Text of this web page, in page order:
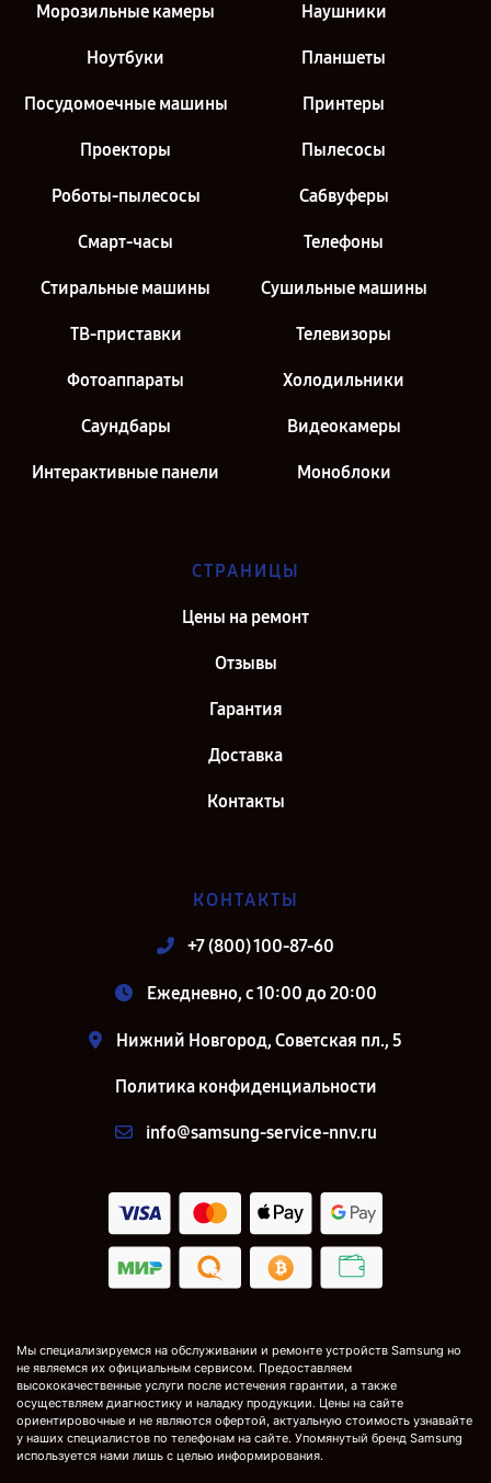
Морозильные камеры Наушники
Ноутбуки Планшеты
Посудомоечные машины Принтеры
Проекторы Пылесосы
Роботы-пылесосы Сабвуферы
Смарт-часы Телефоны
Стиральные машины Сушильные машины
ТВ-приставки Телевизоры
Фотоаппараты Холодильники
Саундбары Видеокамеры
Интерактивные панели Моноблоки
СТРАНИЦЫ
Цены на ремонт
Отзывы
Гарантия
Доставка
Контакты
КОНТАКТЫ
+7 (800) 100-87-60
Ежедневно, с 10:00 до 20:00
Нижний Новгород, Советская пл., 5
Политика конфиденциальности
info@samsung-service-nnv.ru
Мы специализируемся на обслуживании и ремонте устройств Samsung но
не являемся их официальным сервисом. Предоставляем
высококачественные услуги после истечения гарантии, а также
осуществляем диагностику и наладку продукции. Цены на сайте
ориентировочные и не являются офертой, актуальную стоимость узнавайте
у наших специалистов по телефонам на сайте. Упомянутый бренд Samsung
используется нами лишь с целью информирования.